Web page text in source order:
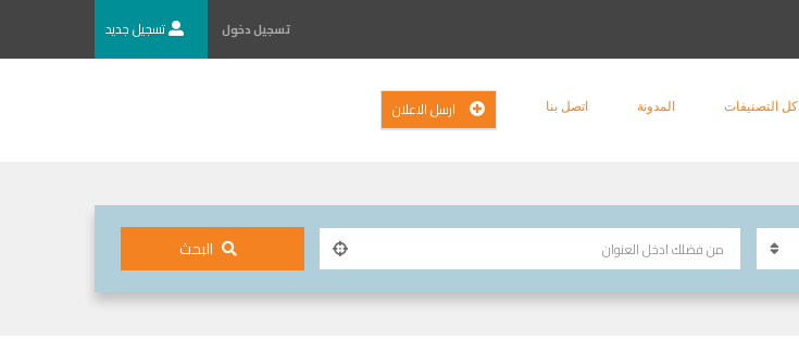
تسجيل دخول تسجيل جديد
ارسل الاعلان كل التصنيفات المدونة اتصل بنا
البحث